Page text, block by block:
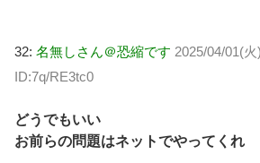
32: 名無しさん＠恐縮です 2025/04/01(
ID:7q/RE3tc0
どうでもいい
お前らの問題はネットでやってくれ